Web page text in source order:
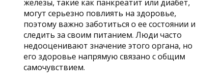
железы, такие как панкреатит или диабет,
могут серьезно повлиять на здоровье,
поэтому важно заботиться о ее состоянии и
следить за своим питанием. Люди часто
недооценивают значение этого органа, но
его здоровье напрямую связано с общим
самочувствием.